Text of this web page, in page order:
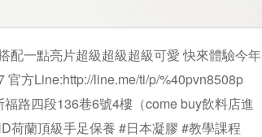
一點亮片超級超級超級可愛 快來體驗今年
方Line:http://line.me/ti/p/%40pvn8508p
路四段136巷6號4樓（come buy飲料店進
荷蘭頂級手足保養 #日本凝膠 #教學課程